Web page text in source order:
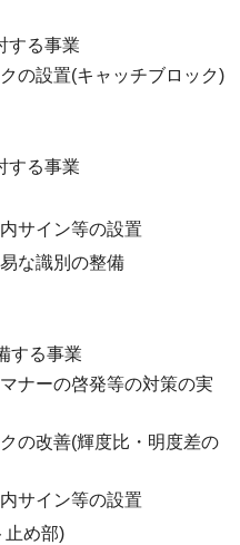
する事業
の設置(キャッチブロック)
する事業
サイン等の設置
な識別の整備
する事業
ナーの啓発等の対策の実
の改善(輝度比・明度差の
サイン等の設置
止め部)